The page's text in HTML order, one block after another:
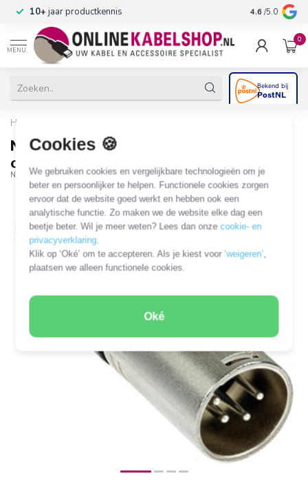
Cookies 🍪
We gebruiken cookies en vergelijkbare technologieën om je
beter en persoonlijker te helpen. Functionele cookies zorgen
ervoor dat de website goed werkt en hebben ook een
analytische functie. Zo maken we de website elke dag een
beetje beter. Wil je meer weten? Lees dan onzecookie- en
privacyverklaring.
Klik op ‘Oké’ om te accepteren. Als je kiest voor ‘weigeren’,
plaatsen we alleen functionele cookies.
Oké
10+jaar productkennis 4.6 /5.0
MENU
0
Home
Neutrik NC4MX XLR 4-pins (m)
connector / zwart/grijs
NTR-NC4MX